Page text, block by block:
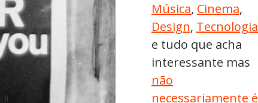
Música, Cinema,
Design, Tecnologia
e tudo que acha
interessante mas
não
necessariamente é